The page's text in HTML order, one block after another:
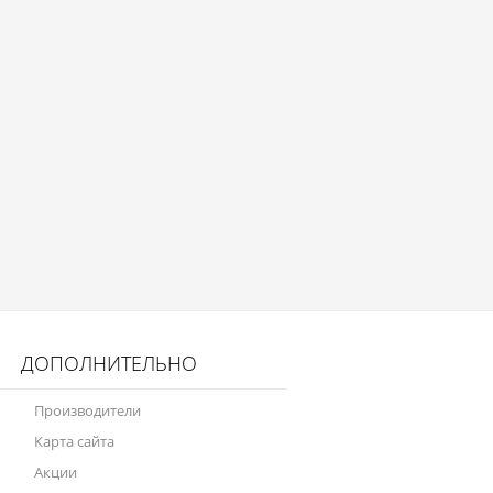
ДОПОЛНИТЕЛЬНО
Производители
Карта сайта
Акции